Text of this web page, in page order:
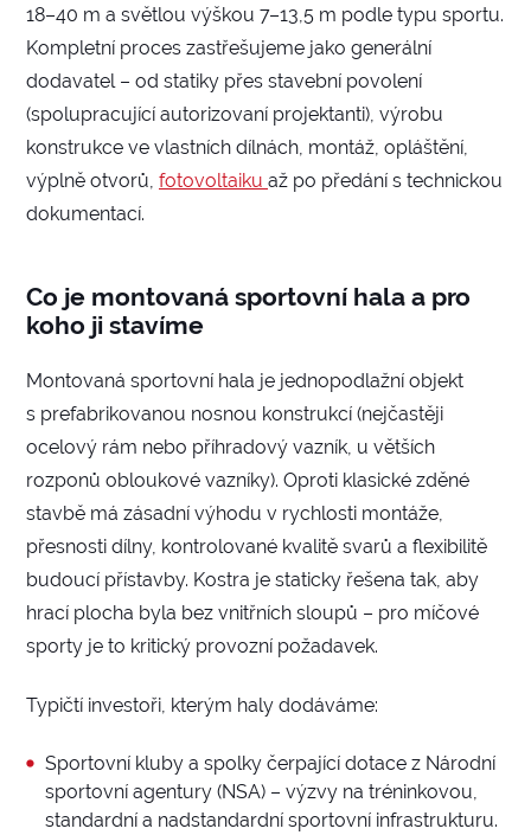
18–40 m a světlou výškou 7–13,5 m podle typu sportu.
Kompletní proces zastřešujeme jako generální
dodavatel – od statiky přes stavební povolení
(spolupracující autorizovaní projektanti), výrobu
konstrukce ve vlastních dílnách, montáž, opláštění,
výplně otvorů, fotovoltaiku až po předání s technickou
dokumentací.
Co je montovaná sportovní hala a pro
koho ji stavíme
Montovaná sportovní hala je jednopodlažní objekt
s prefabrikovanou nosnou konstrukcí (nejčastěji
ocelový rám nebo příhradový vazník, u větších
rozponů obloukové vazníky). Oproti klasické zděné
stavbě má zásadní výhodu v rychlosti montáže,
přesnosti dílny, kontrolované kvalitě svarů a flexibilitě
budoucí přístavby. Kostra je staticky řešena tak, aby
hrací plocha byla bez vnitřních sloupů – pro míčové
sporty je to kritický provozní požadavek.
Typičtí investoři, kterým haly dodáváme:
Sportovní kluby a spolky čerpající dotace z Národní
sportovní agentury (NSA) – výzvy na tréninkovou,
standardní a nadstandardní sportovní infrastrukturu.